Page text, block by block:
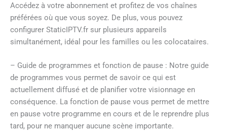
Accédez à votre abonnement et profitez de vos chaînes
préférées où que vous soyez. De plus, vous pouvez
configurer StaticIPTV.fr sur plusieurs appareils
simultanément, idéal pour les familles ou les colocataires.
– Guide de programmes et fonction de pause : Notre guide
de programmes vous permet de savoir ce qui est
actuellement diffusé et de planifier votre visionnage en
conséquence. La fonction de pause vous permet de mettre
en pause votre programme en cours et de le reprendre plus
tard, pour ne manquer aucune scène importante.